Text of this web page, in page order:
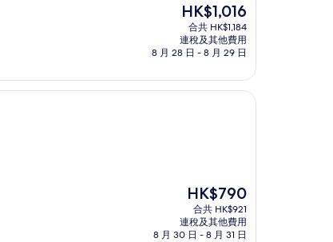
現
售
HK$1,016
HK$1,016
合共 HK$1,184
連稅及其他費用
8 月 28 日 - 8 月 29 日
現
售
HK$790
HK$790
合共 HK$921
連稅及其他費用
8 月 30 日 - 8 月 31 日